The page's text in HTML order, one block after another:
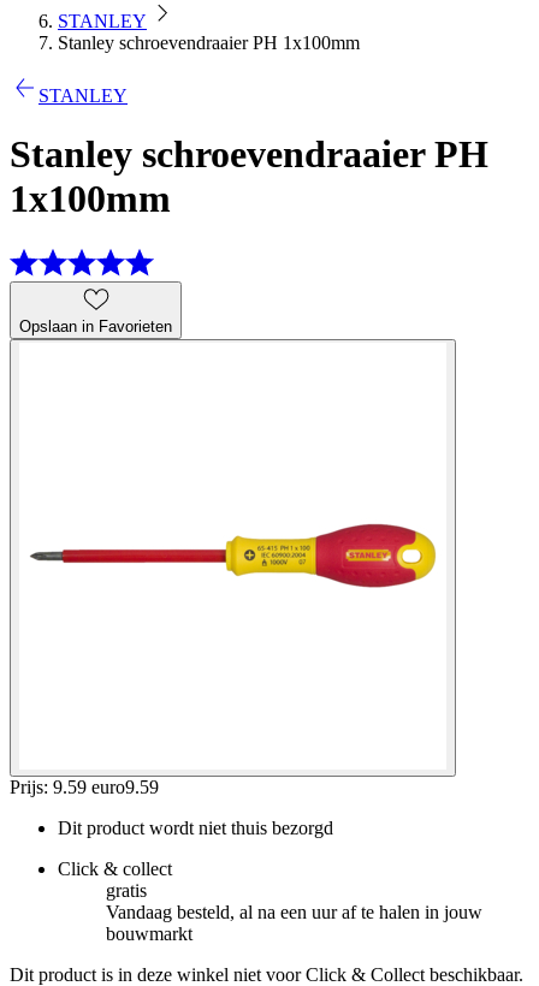
STANLEY
Stanley schroevendraaier PH 1x100mm
STANLEY
Stanley schroevendraaier PH
1x100mm
Opslaan in Favorieten
Prijs: 9.59 euro9.59
Dit product wordt niet thuis bezorgd
Click & collect
gratis
Vandaag besteld, al na een uur af te halen in jouw
bouwmarkt
Dit product is in deze winkel niet voor Click & Collect beschikbaar.